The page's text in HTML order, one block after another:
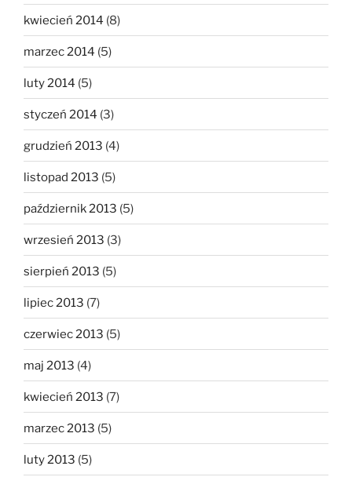
kwiecień 2014 (8)
marzec 2014 (5)
luty 2014 (5)
styczeń 2014 (3)
grudzień 2013 (4)
listopad 2013 (5)
październik 2013 (5)
wrzesień 2013 (3)
sierpień 2013 (5)
lipiec 2013 (7)
czerwiec 2013 (5)
maj 2013 (4)
kwiecień 2013 (7)
marzec 2013 (5)
luty 2013 (5)